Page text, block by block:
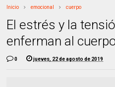
Inicio emocional cuerpo
El estrés y la
enferman al
0 jueves, 22 de agosto de 2019